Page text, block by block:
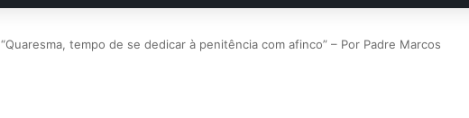
“Quaresma, tempo de se dedicar à penitência com afinco” – Por Padre Marcos